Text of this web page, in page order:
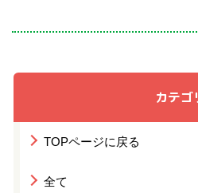
カテゴ
TOPページに戻る
全て